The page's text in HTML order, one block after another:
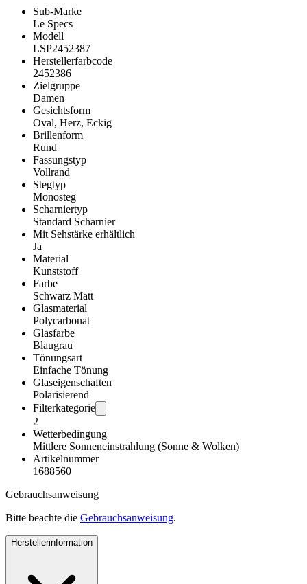
Sub-Marke
Le Specs
Modell
LSP2452387
Herstellerfarbcode
2452386
Zielgruppe
Damen
Gesichtsform
Oval, Herz, Eckig
Brillenform
Rund
Fassungstyp
Vollrand
Stegtyp
Monosteg
Scharniertyp
Standard Scharnier
Mit Sehstärke erhältlich
Ja
Material
Kunststoff
Farbe
Schwarz Matt
Glasmaterial
Polycarbonat
Glasfarbe
Blaugrau
Tönungsart
Einfache Tönung
Glaseigenschaften
Polarisierend
Filterkategorie
2
Wetterbedingung
Mittlere Sonneneinstrahlung (Sonne & Wolken)
Artikelnummer
1688560
Gebrauchsanweisung
Bitte beachte die Gebrauchsanweisung.
Herstellerinformation